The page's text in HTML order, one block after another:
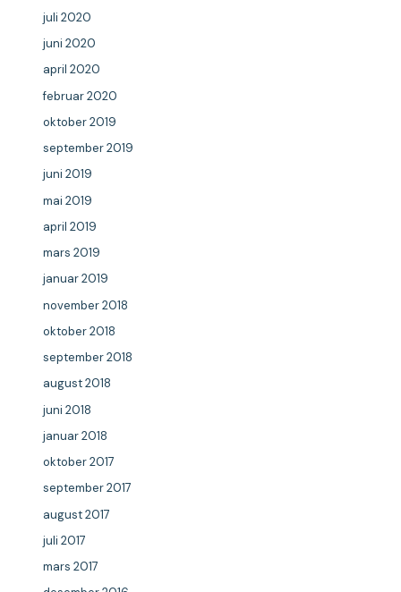
juli 2020
juni 2020
april 2020
februar 2020
oktober 2019
september 2019
juni 2019
mai 2019
april 2019
mars 2019
januar 2019
november 2018
oktober 2018
september 2018
august 2018
juni 2018
januar 2018
oktober 2017
september 2017
august 2017
juli 2017
mars 2017